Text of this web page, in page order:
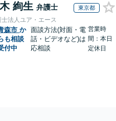
絢生 弁護士 東京都
士法人ユア・エース
森市 か
も相談
付中
面談方法(対面・電
話・ビデオなど)は
応相談
営業時
間：本日
定休日